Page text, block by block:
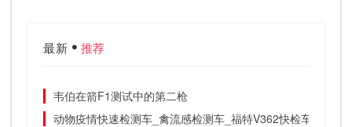
最新 推荐
韦伯在箭F1测试中的第二枪
动物疫情快速检测车_禽流感检测车_福特V362快检车设计性